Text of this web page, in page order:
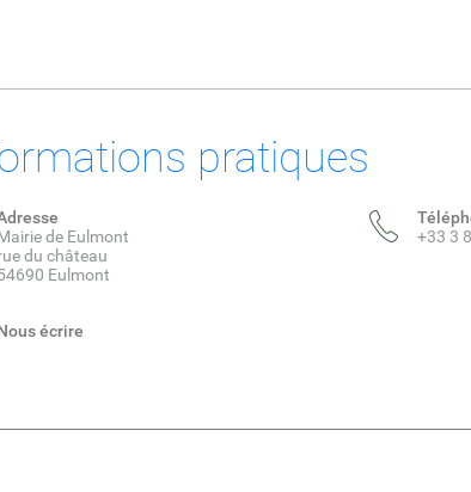
pratiques
de Eulmont
du château
Eulmont
écrire
+33 3